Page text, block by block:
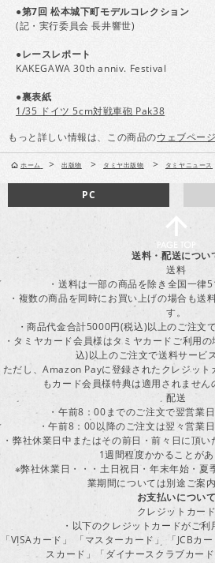
●第7回 松本城下町モデルコレクション
(記・実行委員会 長井響世)
●レースレポート
KAKEGAWA 30th anniv. Festival
●裏表紙
1/35 ドイツ 5cm対戦車砲 Pak38
もっと詳しい情報は、この商品のウェブページ
ホーム > 出版物 > タミヤ出版物 > タミヤニュース
PC
送料・配送につい
送料
・送料は一部の商品を除き全国一律
・複数の商品を同時にお買い上げの場合も送
す。
・商品代金合計5000円(税込)以上のご注文
・タミヤカード会員様はタミヤカードご利用
込)以上のご注文で送料サービ
ただし、Amazon Payに登録されたクレジッ
もカード会員様特典は適用されません
配送
・午前8：00までのご注文で翌営業
・午前8：00以降のご注文は翌々営業
・弊社休業日中またはその前日・前々日に頂
1週間程度かかることがあ
※弊社休業日・・・土日祝日・年末年始・夏
業期間については別途ご案
お支払いについて
クレジットカード
・以下のクレジットカードがご利
「VISAカード」 「マスターカード」 「JCBカ
スカード」「ダイナースクラブカー